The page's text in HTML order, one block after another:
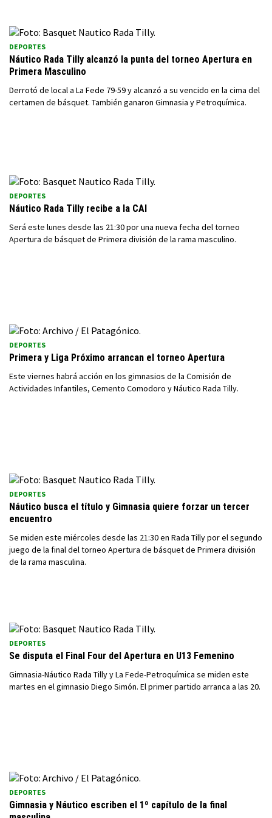
DEPORTES
Náutico Rada Tilly alcanzó la punta del torneo Apertura en
Primera Masculino
Derrotó de local a La Fede 79-59 y alcanzó a su vencido en la cima del
certamen de básquet. También ganaron Gimnasia y Petroquímica.
DEPORTES
Náutico Rada Tilly recibe a la CAI
Será este lunes desde las 21:30 por una nueva fecha del torneo
Apertura de básquet de Primera división de la rama masculino.
DEPORTES
Primera y Liga Próximo arrancan el torneo Apertura
Este viernes habrá acción en los gimnasios de la Comisión de
Actividades Infantiles, Cemento Comodoro y Náutico Rada Tilly.
DEPORTES
Náutico busca el título y Gimnasia quiere forzar un tercer
encuentro
Se miden este miércoles desde las 21:30 en Rada Tilly por el segundo
juego de la final del torneo Apertura de básquet de Primera división
de la rama masculina.
DEPORTES
Se disputa el Final Four del Apertura en U13 Femenino
Gimnasia-Náutico Rada Tilly y La Fede-Petroquímica se miden este
martes en el gimnasio Diego Simón. El primer partido arranca a las 20.
DEPORTES
Gimnasia y Náutico escriben el 1º capítulo de la final